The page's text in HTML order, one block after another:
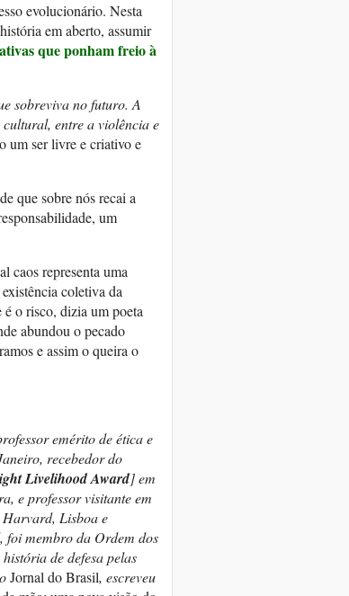
evolucionário. Nesta
em aberto, assumir
que ponham freio à
sobreviva no futuro. A
entre a violência e
um ser livre e criativo e
que sobre nós recai a
um
caos representa uma
coletiva da
o risco, dizia um poeta
abundou o pecado
e assim o queira o
emérito de ética e
recebedor do
Livelihood Award] em
e professor visitante em
Harvard, Lisboa e
foi membro da Ordem dos
de defesa pelas
Jornal do Brasil, escreveu